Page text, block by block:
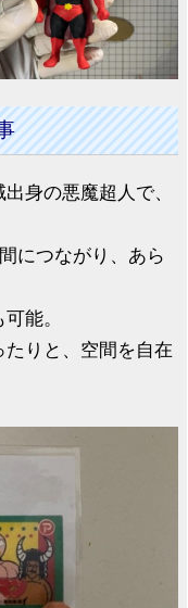
身の悪魔超人で、
につながり、あら
能。
りと、空間を自在